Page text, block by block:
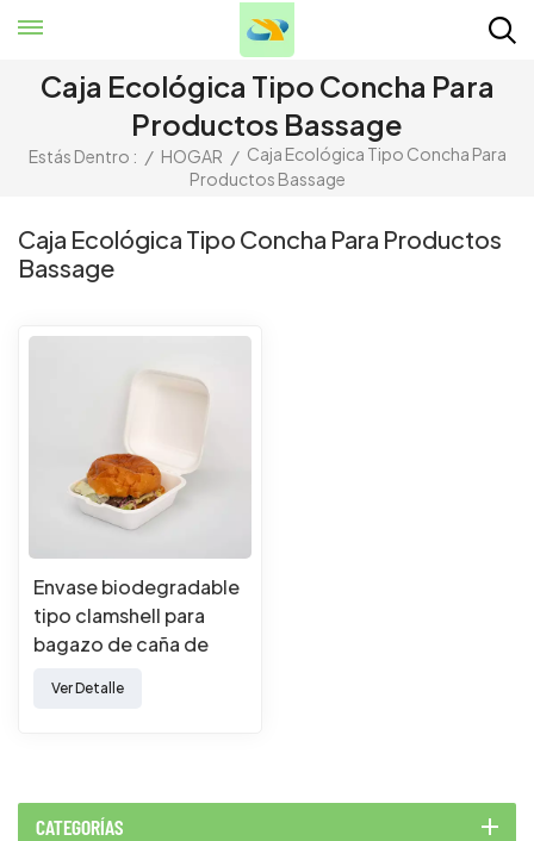
Caja Ecológica Tipo Concha Para
Productos Bassage
Estás Dentro : / HOGAR / Caja Ecológica Tipo Concha Para
Productos Bassage
Caja Ecológica Tipo Concha Para Productos
Bassage
Envase biodegradable
tipo clamshell para
bagazo de caña de
Ver Detalle
CATEGORÍAS